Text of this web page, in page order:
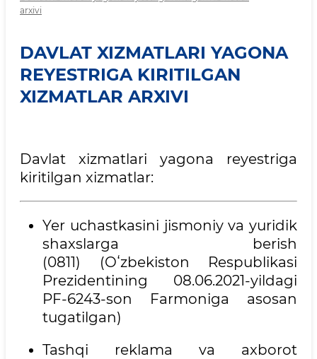
arxivi
DAVLAT XIZMATLARI YAGONA
REYESTRIGA KIRITILGAN
XIZMATLAR ARXIVI
Davlat xizmatlari yagona reyestriga
kiritilgan xizmatlar:
Yer uchastkasini jismoniy va yuridik
shaxslarga berish
(0811) (Oʻzbekiston Respublikasi
Prezidentining 08.06.2021-yildagi
PF-6243-son Farmoniga asosan
tugatilgan)
Tashqi reklama va axborot